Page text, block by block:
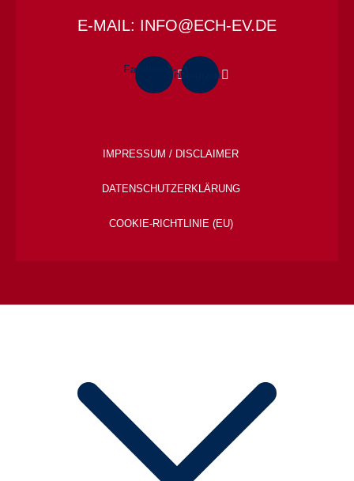
E-MAIL: INFO@ECH-EV.DE
Facebook-Instagram
IMPRESSUM / DISCLAIMER
DATENSCHUTZ­ERKLÄRUNG
COOKIE-RICHTLINIE (EU)